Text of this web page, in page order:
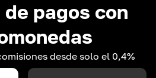
pagos con
desde solo el 0,4%